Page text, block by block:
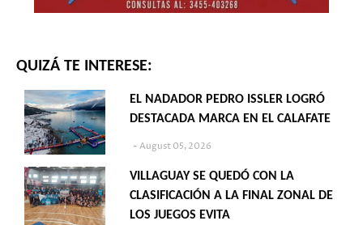
QUIZÁ TE INTERESE:
EL NADADOR PEDRO ISSLER LOGRÓ
DESTACADA MARCA EN EL CALAFATE
August 05, 2026
VILLAGUAY SE QUEDÓ CON LA
CLASIFICACIÓN A LA FINAL ZONAL DE
LOS JUEGOS EVITA